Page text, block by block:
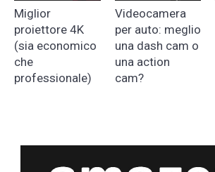
Miglior
proiettore 4K
(sia economico
che
professionale)
Videocamera
per auto: meglio
una dash cam o
una action
cam?